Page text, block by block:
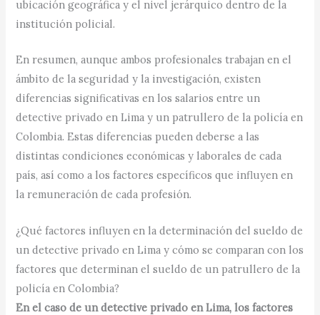
ubicación geográfica y el nivel jerárquico dentro de la
institución policial.
En resumen, aunque ambos profesionales trabajan en el
ámbito de la seguridad y la investigación, existen
diferencias significativas en los salarios entre un
detective privado en Lima y un patrullero de la policía en
Colombia. Estas diferencias pueden deberse a las
distintas condiciones económicas y laborales de cada
país, así como a los factores específicos que influyen en
la remuneración de cada profesión.
¿Qué factores influyen en la determinación del sueldo de
un detective privado en Lima y cómo se comparan con los
factores que determinan el sueldo de un patrullero de la
policía en Colombia?
En el caso de un detective privado en Lima, los factores